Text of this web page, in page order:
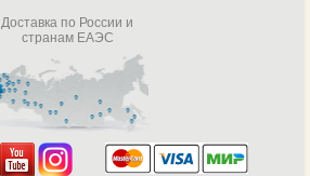
Доставка по России и
странам ЕАЭС